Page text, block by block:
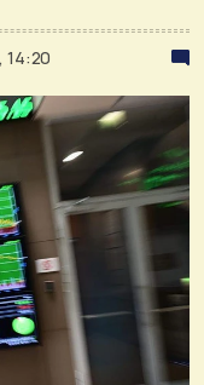
14:20